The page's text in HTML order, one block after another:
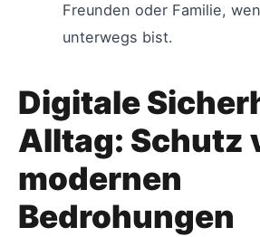
Freunden oder Familie,
unterwegs bist.
Digitale
Alltag: Schutz
modernen
Bedrohungen